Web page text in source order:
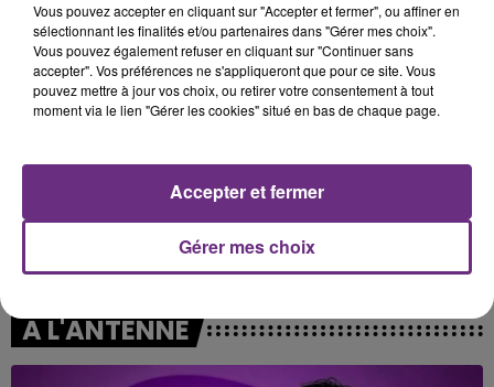
8h05
8h05
CHRISTOPHE MAE
7h58
7h58
They Don't Care About Us
A L'ANTENNE
Vous pouvez accepter en cliquant sur "Accepter et fermer", ou affiner en
sélectionnant les finalités et/ou partenaires dans "Gérer mes choix".
Vous pouvez également refuser en cliquant sur "Continuer sans
accepter". Vos préférences ne s'appliqueront que pour ce site. Vous
pouvez mettre à jour vos choix, ou retirer votre consentement à tout
moment via le lien "Gérer les cookies" situé en bas de chaque page.
Gérer mes choix
Accepter et fermer